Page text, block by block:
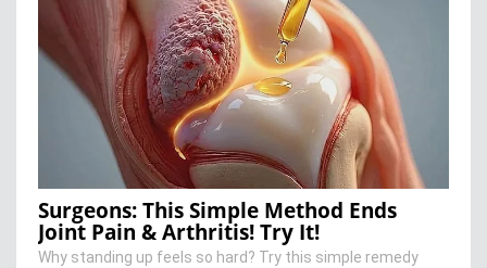
Surgeons: This Simple Method Ends
Joint Pain & Arthritis! Try It!
Why standing up feels so hard? Try this simple remedy